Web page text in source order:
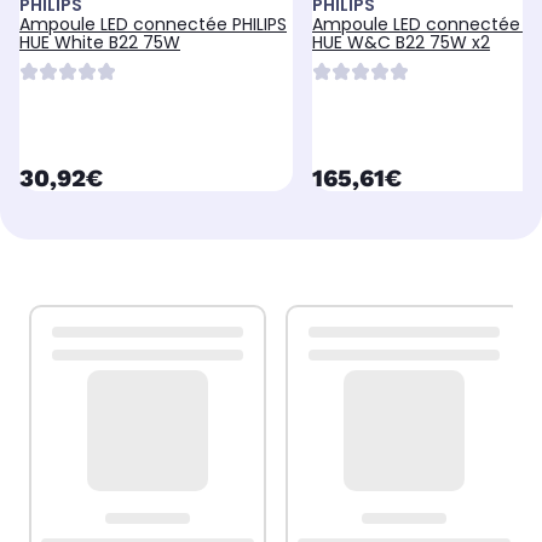
PHILIPS
Ampoule LED connectée PHILIPS
HUE White B22 75W
currentPrice
30,92€
PHILIPS
Ampoule LED connectée
HUE W&C B22 75W x2
currentPrice
165,61€